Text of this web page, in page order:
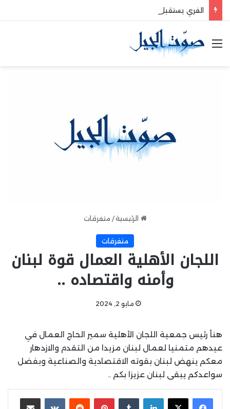
الفري يستقبل نقيب موظفي قاديشا
القائمة
الرئيسية / متفرقات
متفرقات
اللجان الأهلية العمال قوة لبنان
وأمنه واقتصاده ..
مايو 2, 2024
هنأ رئيس جمعية اللجان الأهلية سمير الحاج العمال في
عيدهم متمنيا لعمال لبنان مزيدا من التقدم والازدهار
معكم ينهض لبنان بقوته الاقتصادية والصناعية وبفضل
سواعدكم يبقى لبنان عزيزا بكم ..
لينكدإن بينتيريست مشاركة عبر البريد